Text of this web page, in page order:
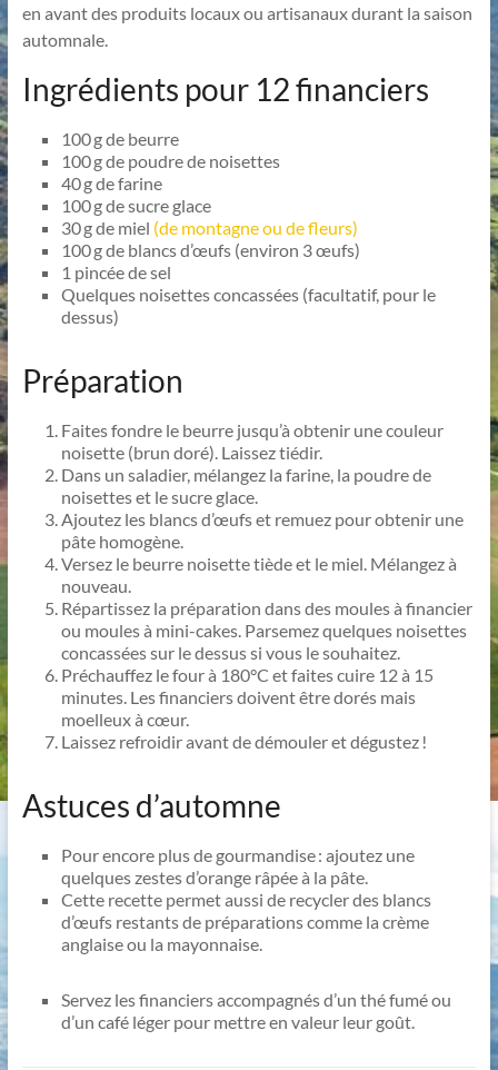
en avant des produits locaux ou artisanaux durant la saison
automnale.
Ingrédients pour 12 financiers
100 g de beurre
100 g de poudre de noisettes
40 g de farine
100 g de sucre glace
30 g de miel (de montagne ou de fleurs)
100 g de blancs d’œufs (environ 3 œufs)
1 pincée de sel
Quelques noisettes concassées (facultatif, pour le
dessus)
Préparation
Faites fondre le beurre jusqu’à obtenir une couleur
noisette (brun doré). Laissez tiédir.
Dans un saladier, mélangez la farine, la poudre de
noisettes et le sucre glace.
Ajoutez les blancs d’œufs et remuez pour obtenir une
pâte homogène.
Versez le beurre noisette tiède et le miel. Mélangez à
nouveau.
Répartissez la préparation dans des moules à financier
ou moules à mini-cakes. Parsemez quelques noisettes
concassées sur le dessus si vous le souhaitez.
Préchauffez le four à 180°C et faites cuire 12 à 15
minutes. Les financiers doivent être dorés mais
moelleux à cœur.
Laissez refroidir avant de démouler et dégustez !
Astuces d’automne
Pour encore plus de gourmandise : ajoutez une
quelques zestes d’orange râpée à la pâte.
Cette recette permet aussi de recycler des blancs
d’œufs restants de préparations comme la crème
anglaise ou la mayonnaise.
​Servez les financiers accompagnés d’un thé fumé ou
d’un café léger pour mettre en valeur leur goût.